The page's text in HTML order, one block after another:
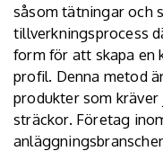
såsom tätningar och
tillverkningsprocess
form för att skapa en
profil. Denna metod
produkter som
sträckor. Företag